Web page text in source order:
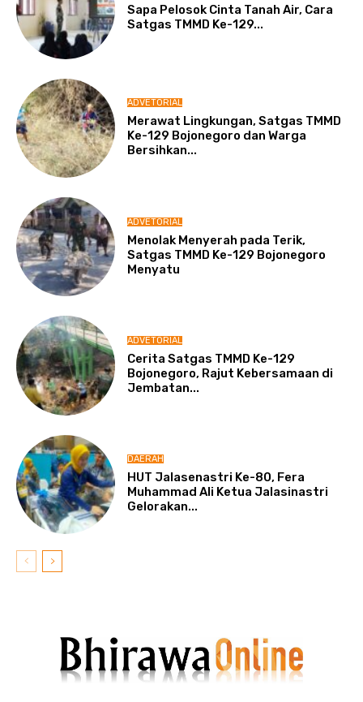
Sapa Pelosok Cinta Tanah Air, Cara
Satgas TMMD Ke-129...
ADVETORIAL
Merawat Lingkungan, Satgas TMMD
Ke-129 Bojonegoro dan Warga
Bersihkan...
ADVETORIAL
Menolak Menyerah pada Terik,
Satgas TMMD Ke-129 Bojonegoro
Menyatu
ADVETORIAL
Cerita Satgas TMMD Ke-129
Bojonegoro, Rajut Kebersamaan di
Jembatan...
DAERAH
HUT Jalasenastri Ke-80, Fera
Muhammad Ali Ketua Jalasinastri
Gelorakan...